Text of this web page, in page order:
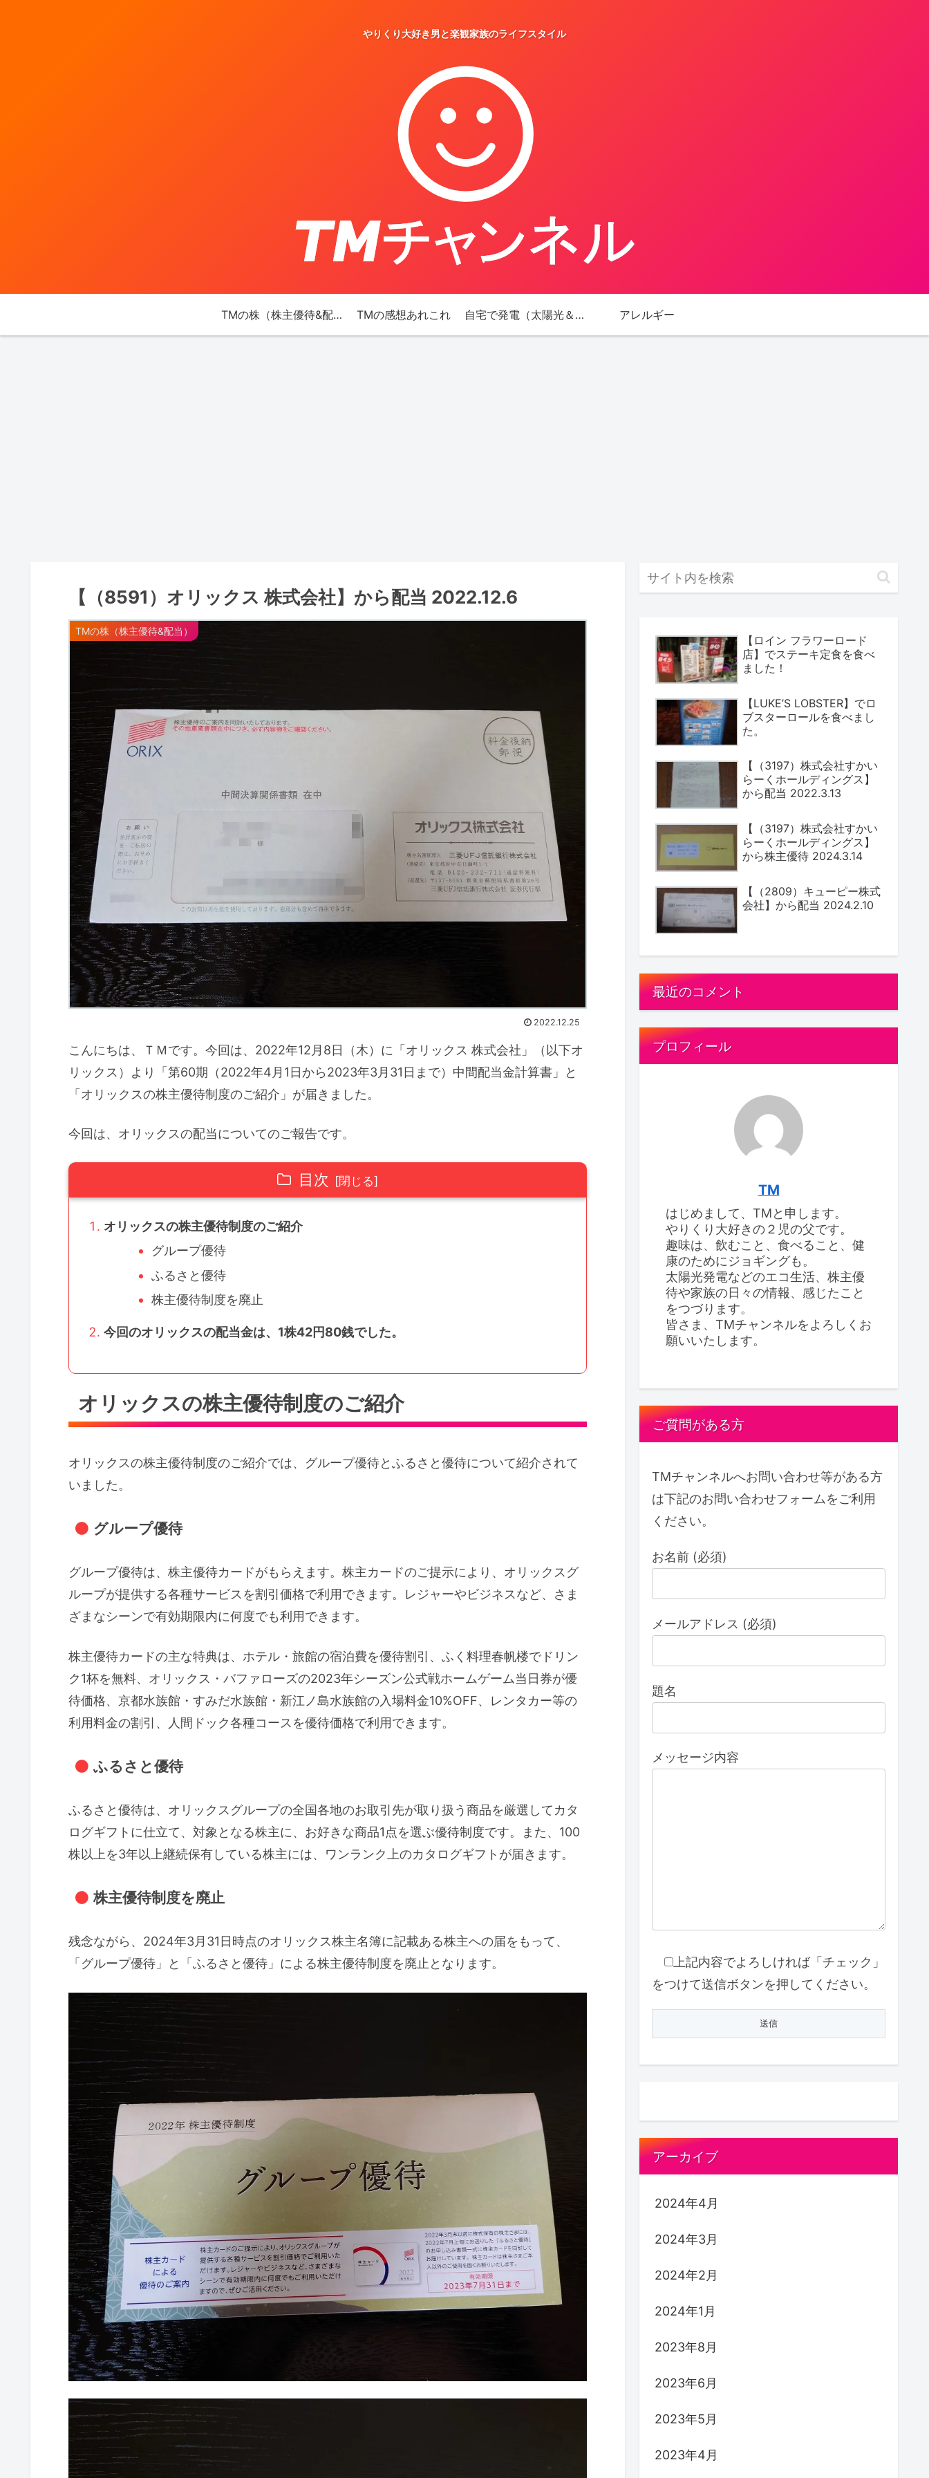
やりくり大好き男と楽観家族のライフスタイル
TMの株（株主優待&配当） TMの感想あれこれ 自宅で発電（太陽光＆エネファーム） アレルギー
【（8591）オリックス 株式会社】から配当 2022.12.6
TMの株（株主優待&配当）
2022.12.25
こんにちは、ＴＭです。今回は、2022年12月8日（木）に「オリックス 株式会社」（以下オ
リックス）より「第60期（2022年4月1日から2023年3月31日まで）中間配当金計算書」と
「オリックスの株主優待制度のご紹介」が届きました。
今回は、オリックスの配当についてのご報告です。
目次
オリックスの株主優待制度のご紹介
グループ優待
ふるさと優待
株主優待制度を廃止
今回のオリックスの配当金は、1株42円80銭でした。
オリックスの株主優待制度のご紹介
オリックスの株主優待制度のご紹介では、グループ優待とふるさと優待について紹介されて
いました。
グループ優待
グループ優待は、株主優待カードがもらえます。株主カードのご提示により、オリックスグ
ループが提供する各種サービスを割引価格で利用できます。レジャーやビジネスなど、さま
ざまなシーンで有効期限内に何度でも利用できます。
株主優待カードの主な特典は、ホテル・旅館の宿泊費を優待割引、ふく料理春帆楼でドリン
ク1杯を無料、オリックス・バファローズの2023年シーズン公式戦ホームゲーム当日券が優
待価格、京都水族館・すみだ水族館・新江ノ島水族館の入場料金10%OFF、レンタカー等の
利用料金の割引、人間ドック各種コースを優待価格で利用できます。
ふるさと優待
ふるさと優待は、オリックスグループの全国各地のお取引先が取り扱う商品を厳選してカタ
ログギフトに仕立て、対象となる株主に、お好きな商品1点を選ぶ優待制度です。また、100
株以上を3年以上継続保有している株主には、ワンランク上のカタログギフトが届きます。
株主優待制度を廃止
残念ながら、2024年3月31日時点のオリックス株主名簿に記載ある株主への届をもって、
「グループ優待」と「ふるさと優待」による株主優待制度を廃止となります。
【ロイン フラワーロード
店】でステーキ定食を食べ
ました！
【LUKE’S LOBSTER】でロ
ブスターロールを食べまし
た。
【（3197）株式会社すかい
らーくホールディングス】
から配当 2022.3.13
【（3197）株式会社すかい
らーくホールディングス】
から株主優待 2024.3.14
【（2809）キューピー株式
会社】から配当 2024.2.10
最近のコメント
プロフィール
TM
はじめまして、TMと申します。
やりくり大好きの２児の父です。
趣味は、飲むこと、食べること、健
康のためにジョギングも。
太陽光発電などのエコ生活、株主優
待や家族の日々の情報、感じたこと
をつづります。
皆さま、TMチャンネルをよろしくお
願いいたします。
ご質問がある方
TMチャンネルへお問い合わせ等がある方
は下記のお問い合わせフォームをご利用
ください。
お名前 (必須)
メールアドレス (必須)
題名
メッセージ内容
上記内容でよろしければ「チェック」
をつけて送信ボタンを押してください。
アーカイブ
2024年4月
2024年3月
2024年2月
2024年1月
2023年8月
2023年6月
2023年5月
2023年4月